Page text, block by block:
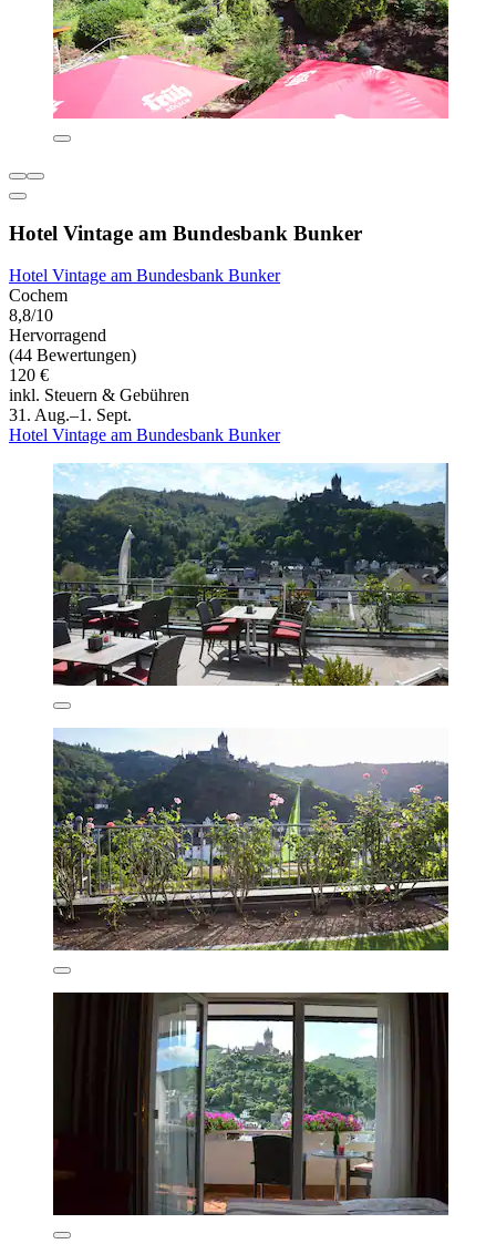
Hotel Vintage am Bundesbank Bunker
Hotel Vintage am Bundesbank Bunker
Cochem
8,8/10
Hervorragend
(44 Bewertungen)
120 €
inkl. Steuern & Gebühren
31. Aug.–1. Sept.
Hotel Vintage am Bundesbank Bunker